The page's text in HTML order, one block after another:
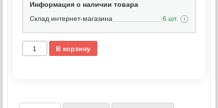
Информация о наличии товара
Склад интернет-магазина
6 шт. i
В корзину